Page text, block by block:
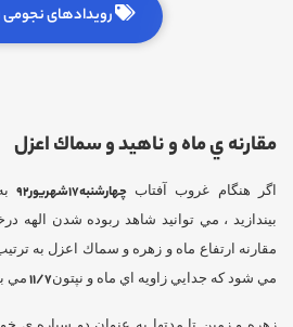
رویدادهای نجومی
مقارنه ي ماه و ناهيد و سماك اعزل
اگر هنگام غروب آفتابچهارشنبه17شهريور92
بيندازيد ، مي توانيد شاهد ربوده شدن الهه
مقارنه ارتفاع ماه و زهره و سماك اعزل به
مي شود كه جدايي زاويه اي ماه و نپتون11/7 مي